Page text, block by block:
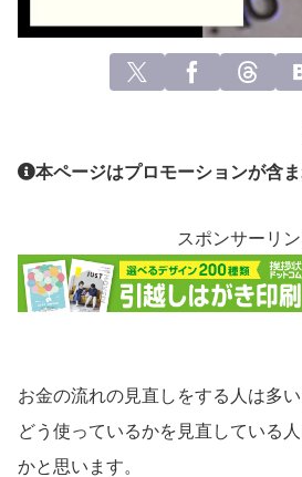
本ページはプロモーションが含
スポンサーリン
お金の流れの見直しをする人は多
どう使っているかを見直している
かと思います。